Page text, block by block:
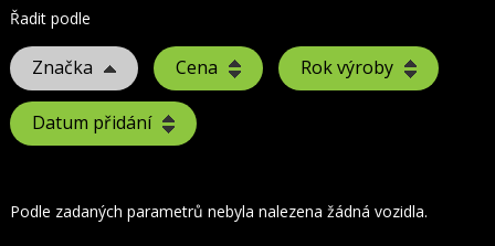
Řadit podle
Značka Cena Rok výroby
Datum přidání
Podle zadaných parametrů nebyla nalezena žádná vozidla.